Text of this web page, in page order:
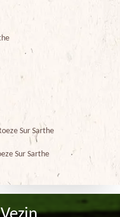
Sur Sarthe
Sur Sarthe